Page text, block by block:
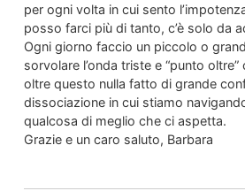
per ogni volta in cui sento
posso farci più di tanto, c’è solo da
Ogni giorno faccio un piccolo o
sorvolare l’onda triste e “punto
oltre questo nulla fatto di grande
dissociazione in cui stiamo
qualcosa di meglio che ci aspetta.
Grazie e un caro saluto, Barbara